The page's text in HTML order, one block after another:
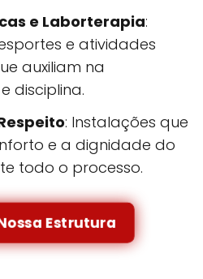
e Laborterapia:
e atividades
auxiliam na
disciplina.
: Instalações que
e a dignidade do
todo o processo.
Estrutura